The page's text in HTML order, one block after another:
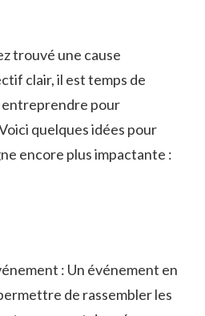
trouvé une cause
clair, il‌ est temps de⁣
entreprendre pour
quelques idées pour
encore plus impactante :
: Un événement en
de rassembler les